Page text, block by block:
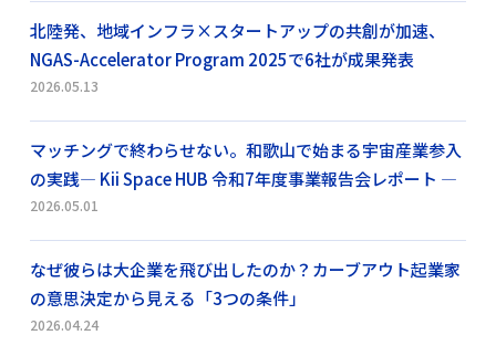
北陸発、地域インフラ×スタートアップの共創が加速、
NGAS-Accelerator Program 2025で6社が成果発表
2026.05.13
マッチングで終わらせない。和歌山で始まる宇宙産業参入
の実践― Kii Space HUB 令和7年度事業報告会レポート ―
2026.05.01
なぜ彼らは大企業を飛び出したのか？カーブアウト起業家
の意思決定から見える「3つの条件」
2026.04.24